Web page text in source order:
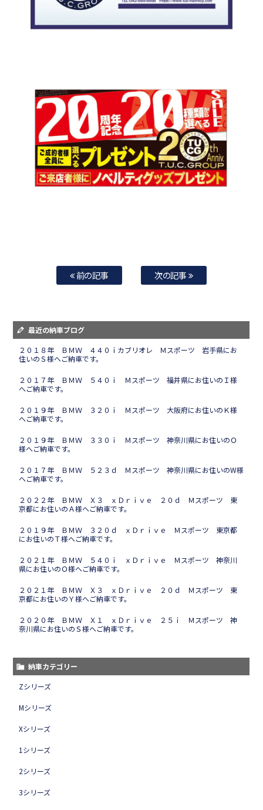
前の記事 次の記事
最近の納車ブログ
２０１８年 ＢＭＷ ４４０ｉカブリオレ Ｍスポーツ 岩手県にお
住いのＳ様へご納車です。
２０１７年 ＢＭＷ ５４０ｉ Ｍスポーツ 福井県にお住いのＩ様
へご納車です。
２０１９年 ＢＭＷ ３２０ｉ Ｍスポーツ 大阪府にお住いのＫ様
へご納車です。
２０１９年 ＢＭＷ ３３０ｉ Ｍスポーツ 神奈川県にお住いのＯ
様へご納車です。
２０１７年 ＢＭＷ ５２３ｄ Ｍスポーツ 神奈川県にお住いのW様
へご納車です。
２０２２年 ＢＭＷ Ｘ３ ｘＤｒｉｖｅ ２０ｄ Ｍスポーツ 東
京都にお住いのＡ様へご納車です。
２０１９年 ＢＭＷ ３２０ｄ ｘＤｒｉｖｅ Ｍスポーツ 東京都
にお住いのＴ様へご納車です。
２０２１年 ＢＭＷ ５４０ｉ ｘＤｒｉｖｅ Ｍスポーツ 神奈川
県にお住いのＯ様へご納車です。
２０２１年 ＢＭＷ Ｘ３ ｘＤｒｉｖｅ ２０ｄ Ｍスポーツ 東
京都にお住いのＹ様へご納車です。
２０２０年 ＢＭＷ Ｘ１ ｘＤｒｉｖｅ ２５ｉ Ｍスポーツ 神
奈川県にお住いのＳ様へご納車です。
納車カテゴリー
Zシリーズ
Mシリーズ
Xシリーズ
1シリーズ
2シリーズ
3シリーズ